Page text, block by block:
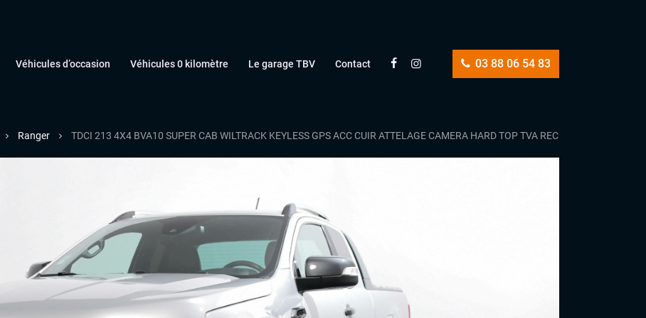
03 88 06 54 83
Véhicules d’occasion Véhicules 0 kilomètre Le garage TBV Contact
Ranger TDCI 213 4X4 BVA10 SUPER CAB WILTRACK KEYLESS GPS ACC CUIR ATTELAGE CAMERA HARD TOP TVA RECUPÉRABLE PAS DE